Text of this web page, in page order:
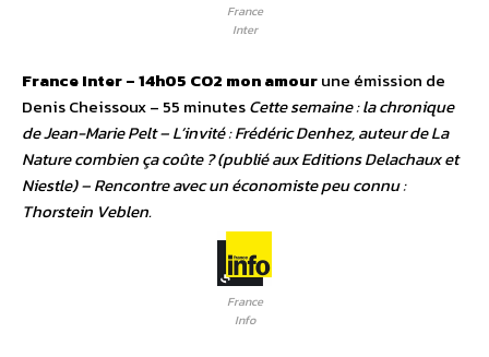
France
Inter
France Inter – 14h05 CO2 mon amourune émission de
Denis Cheissoux – 55 minutesCette semaine : la chronique
de Jean-Marie Pelt – L’invité : Frédéric Denhez, auteur de La
Nature combien ça coûte ? (publié aux Editions Delachaux et
Niestle) – Rencontre avec un économiste peu connu :
Thorstein Veblen.
France
Info